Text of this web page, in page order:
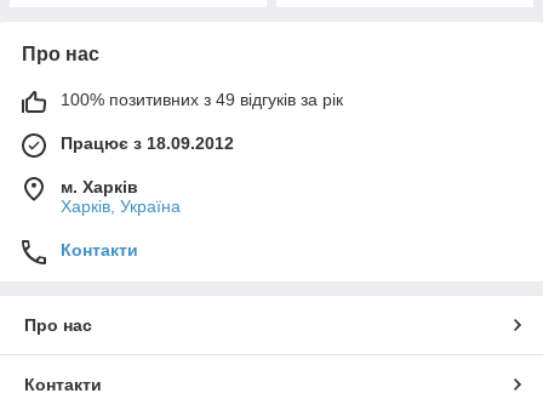
Про нас
100% позитивних з 49 відгуків за рік
Працює з 18.09.2012
м. Харків
Харків, Україна
Контакти
Про нас
Контакти